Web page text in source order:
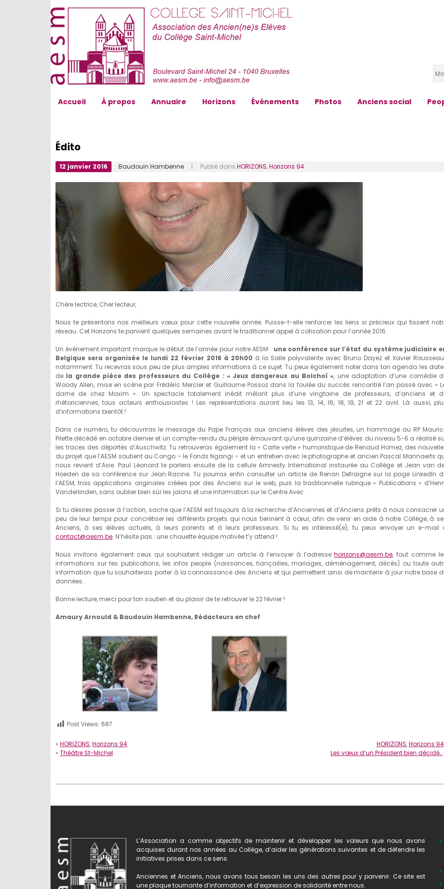
Accueil À propos Annuaire Horizons Évènements Photos Anciens social
Édito
12 janvier 2016 Baudouin Hambenne | Publié dans HORIZONS,Horizons 94
Chère lectrice, Cher lecteur,
Nous te présentons nos meilleurs vœux pour cette nouvelle année. Puisse-t-elle renforcer les liens si précieux qui tissent
réseau. Cet Horizons te parvient quelques semaines avant le traditionnel appel à cotisation pour l’année 2016.
Un évènement important marque le début de l’année pour notre AESM : une conférence sur l’état du système judiciaire
Belgique sera organisée le lundi 22 février 2016 à 20h00 à la Salle polyvalente avec Bruno Dayez et Xavier
notamment. Tu recevras sous peu de plus amples informations à ce sujet. Tu peux également noter dans ton agenda les
de la grande pièce des professeurs du Collège : « Jeux dangereux au Bolchoï », une adaptation d’une comédie
Woody Allen, mise en scène par Frédéric Mercier et Guillaume Possoz dans la foulée du succès rencontré l’an passé avec «
dame de chez Maxim ». Un spectacle totalement inédit mêlant plus d’une vingtaine de professeurs, d’anciens et
rhétoriciennes, tous acteurs enthousiastes ! Les représentations auront lieu les 13, 14, 16, 18, 19, 21 et 22 avril. Là aussi,
d’informations bientôt !
Dans ce numéro, tu découvriras le message du Pape François aux anciens élèves des jésuites, un hommage au RP
Pilette décédé en octobre dernier et un compte-rendu du périple émouvant qu’une quinzaine d’élèves du niveau 5-6 a réalisé
les traces des déportés d’Auschwitz. Tu retrouveras également la « Carte verte » humoristique de Renaud Homez, des
du projet que l’AESM soutient au Congo – le Fonds Ngangi – et un entretien avec le photographe et ancien Pascal Mannaerts
nous revient d’Asie. Paul Léonard te parlera ensuite de la cellule Amnesty International instaurée au Collège et Jean van
Hoeden de sa conférence sur Jean Racine. Tu pourras enfin consulter un article de Renan Defraigne sur la page LinkedIn
l’AESM, trois applications originales créées par des Anciens sur le web, puis la traditionnelle rubrique « Publications »
Vanderlinden, sans oublier bien sûr les jalons et une information sur le Centre Avec.
Si tu désires passer à l’action, sache que l’AESM est toujours à la recherche d’Anciennes et d’Anciens prêts à nous consacrer
peu de leur temps pour concrétiser les différents projets qui nous tiennent à cœur, afin de venir en aide à notre Collège, à
Anciens, à ses élèves actuels, à leurs parents et à leurs professeurs. Si tu es intéressé(e), tu peux envoyer un e-mail
contact@aesm.be. N’hésite pas : une chouette équipe motivée t’y attend !
Nous invitons également ceux qui souhaitent rédiger un article à l’envoyer à l’adressehorizons@aesm.be, tout comme
informations sur tes publications, les infos people (naissances, fiançailles, mariages, déménagement, décès) ou toute
information que tu souhaiterais porter à la connaissance des Anciens et qui permettent ainsi de maintenir à jour notre base
données.
Bonne lecture, merci pour ton soutien et au plaisir de te retrouver le 22 février !
Amaury Arnould & Baudouin Hambenne, Rédacteurs en chef
Post Views: 687
« HORIZONS,Horizons 94
« Théâtre St-Michel
HORIZONS,Horizons 94
Les vœux d’un Président bien décidé…
L’Association a comme objectifs de maintenir et développer les valeurs que nous avons
acquises durant nos années au Collège, d’aider les générations suivantes et de défendre les
initiatives prises dans ce sens.
Anciennes et Anciens, nous avons tous besoin les uns des autres pour y parvenir. Ce site est
une plaque tournante d’information et d’expression de solidarité entre nous.